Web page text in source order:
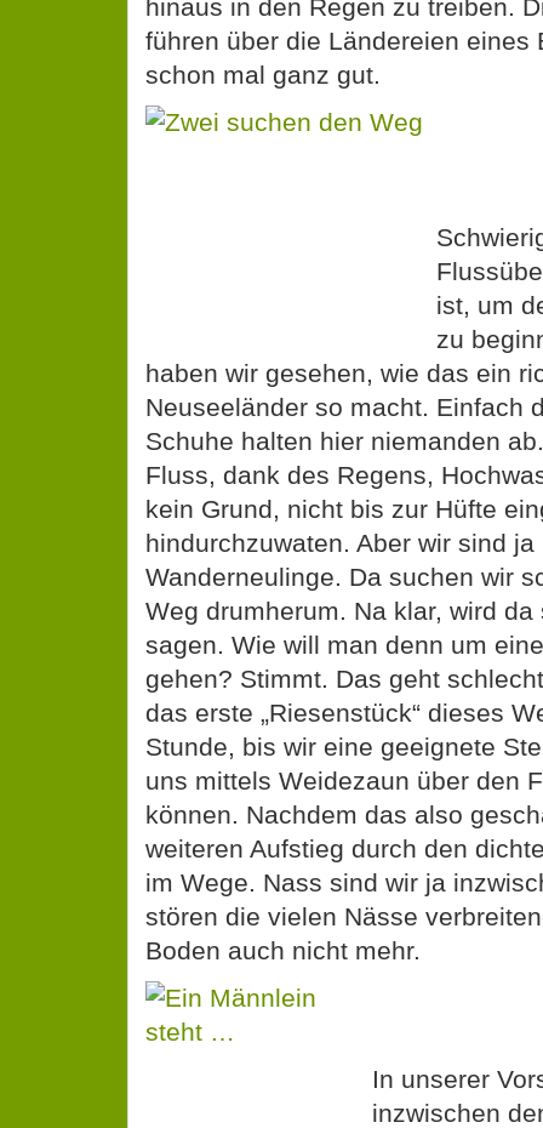
hinaus in den Regen zu treiben.
führen über die Ländereien eines
schon mal ganz gut.
ist, um
zu
haben wir gesehen, wie das ein
Neuseeländer so macht. Einfach
Schuhe halten hier niemanden
Fluss, dank des Regens,
kein Grund, nicht bis zur Hüfte
hindurchzuwaten. Aber wir sind
Wanderneulinge. Da suchen wir
Weg drumherum. Na klar, wird
sagen. Wie will man denn um
gehen? Stimmt. Das geht
das erste „Riesenstück“ dieses
Stunde, bis wir eine geeignete
uns mittels Weidezaun über den
können. Nachdem das also
weiteren Aufstieg durch den
im Wege. Nass sind wir ja
stören die vielen Nässe
Boden auch nicht mehr.
In unserer
inzwischen